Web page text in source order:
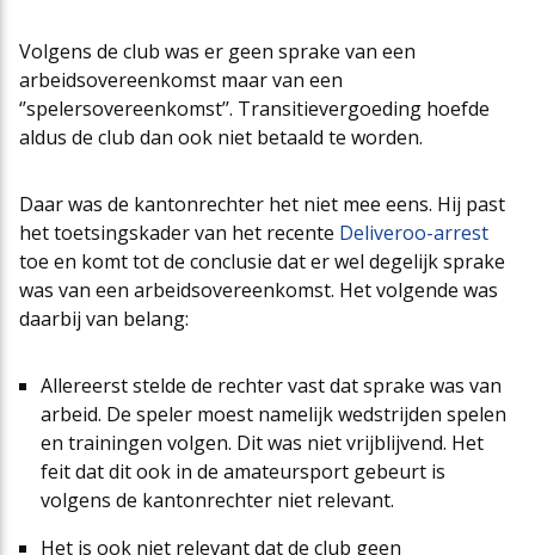
Volgens de club was er geen sprake van een
arbeidsovereenkomst maar van een
‘’spelersovereenkomst’’. Transitievergoeding hoefde
aldus de club dan ook niet betaald te worden.
Daar was de kantonrechter het niet mee eens. Hij past
het toetsingskader van het recente Deliveroo-arrest
toe en komt tot de conclusie dat er wel degelijk sprake
was van een arbeidsovereenkomst. Het volgende was
daarbij van belang:
Allereerst stelde de rechter vast dat sprake was van
arbeid. De speler moest namelijk wedstrijden spelen
en trainingen volgen. Dit was niet vrijblijvend. Het
feit dat dit ook in de amateursport gebeurt is
volgens de kantonrechter niet relevant.
Het is ook niet relevant dat de club geen